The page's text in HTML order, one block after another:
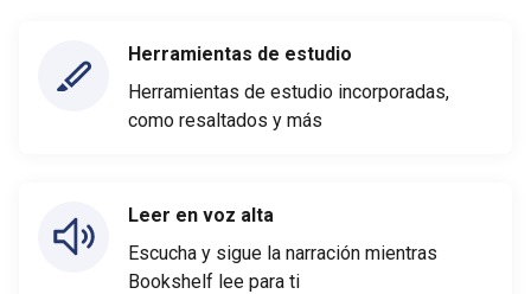
Herramientas de estudio
Herramientas de estudio incorporadas,
como resaltados y más
Leer en voz alta
Escucha y sigue la narración mientras
Bookshelf lee para ti